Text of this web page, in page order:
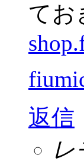
てお
返信
レ